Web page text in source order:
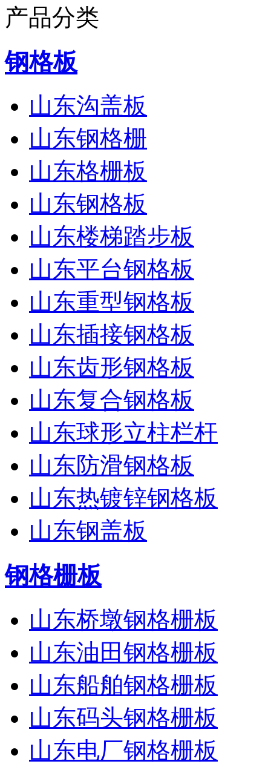
产品分类
钢格板
山东沟盖板
山东钢格栅
山东格栅板
山东钢格板
山东楼梯踏步板
山东平台钢格板
山东重型钢格板
山东插接钢格板
山东齿形钢格板
山东复合钢格板
山东球形立柱栏杆
山东防滑钢格板
山东热镀锌钢格板
山东钢盖板
钢格栅板
山东桥墩钢格栅板
山东油田钢格栅板
山东船舶钢格栅板
山东码头钢格栅板
山东电厂钢格栅板